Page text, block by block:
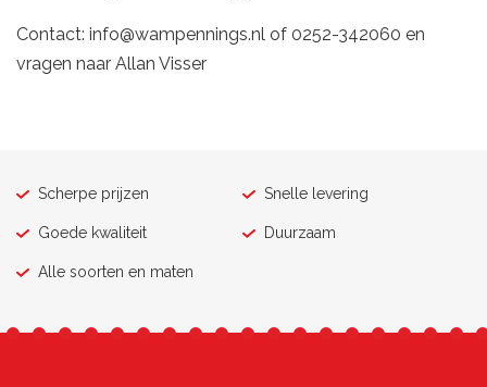
Contact: info@wampennings.nl of 0252-342060 en
vragen naar Allan Visser
Scherpe prijzen Snelle levering
Goede kwaliteit Duurzaam
Alle soorten en maten